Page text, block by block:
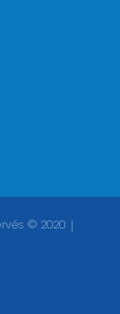
© 2020 |